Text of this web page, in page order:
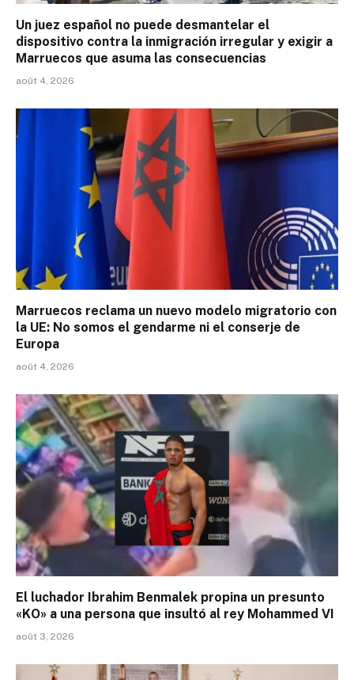
Un juez español no puede desmantelar el
dispositivo contra la inmigración irregular y exigir a
Marruecos que asuma las consecuencias
août 4, 2026
Marruecos reclama un nuevo modelo migratorio con
la UE: No somos el gendarme ni el conserje de
Europa
août 4, 2026
El luchador Ibrahim Benmalek propina un presunto
«KO» a una persona que insultó al rey Mohammed VI
août 3, 2026